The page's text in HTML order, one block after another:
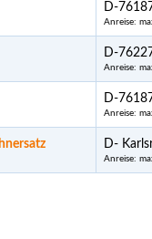
D-
Anreise:
D-
Anreise:
D-
Anreise:
D-
Anreise: